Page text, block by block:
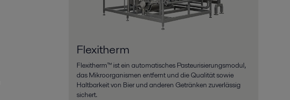
Flexitherm
Flexitherm™ ist ein automatisches Pasteurisierungsmodul,
das Mikroorganismen entfernt und die Qualität sowie
Haltbarkeit von Bier und anderen Getränken zuverlässig
sichert.